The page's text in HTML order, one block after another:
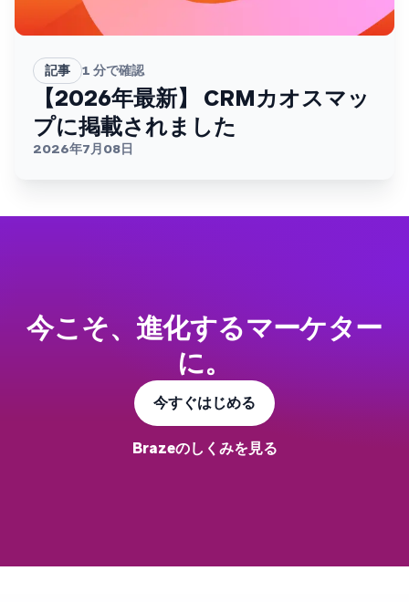
記事 1 分で確認
【2026年最新】 CRMカオスマッ
プに掲載されました
2026年7月08日
今こそ、進化するマーケター
に。
今すぐはじめる
Brazeのしくみを見る